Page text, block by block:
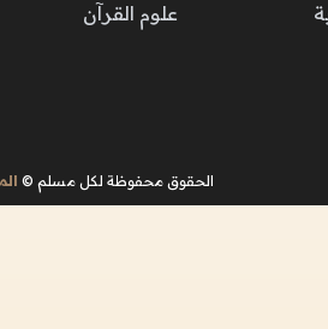
علوم القرآن
الحقوق محفوظة لكل مسلم ©